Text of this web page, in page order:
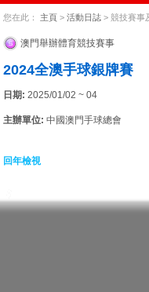
您在此： 主頁 > 活動日誌 > 競技賽事
澳門舉辦體育競技賽事
2024全澳手球銀牌賽
日期: 2025/01/02 ~ 04
主辦單位: 中國澳門手球總會
回年檢視